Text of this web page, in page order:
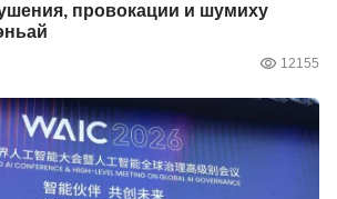
провокации и шумиху
12155